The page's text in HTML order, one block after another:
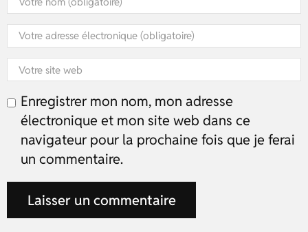
Enregistrer mon nom, mon adresse
électronique et mon site web dans ce
navigateur pour la prochaine fois que je ferai
un commentaire.